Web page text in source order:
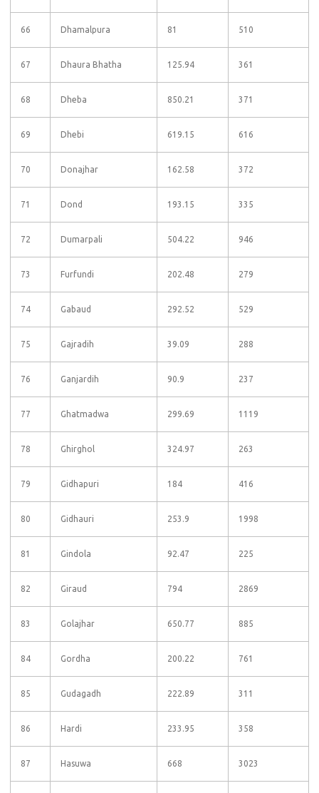
66 Dhamalpura 81 510
67 Dhaura Bhatha 125.94 361
68 Dheba 850.21 371
69 Dhebi 619.15 616
70 Donajhar 162.58 372
71 Dond 193.15 335
72 Dumarpali 504.22 946
73 Furfundi 202.48 279
74 Gabaud 292.52 529
75 Gajradih 39.09 288
76 Ganjardih 90.9 237
77 Ghatmadwa 299.69 1119
78 Ghirghol 324.97 263
79 Gidhapuri 184 416
80 Gidhauri 253.9 1998
81 Gindola 92.47 225
82 Giraud 794 2869
83 Golajhar 650.77 885
84 Gordha 200.22 761
85 Gudagadh 222.89 311
86 Hardi 233.95 358
87 Hasuwa 668 3023